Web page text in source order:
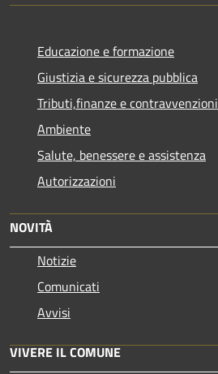
Educazione e formazione
Giustizia e sicurezza pubblica
Tributi,finanze e contravvenzioni
Ambiente
Salute, benessere e assistenza
Autorizzazioni
NOVITÀ
Notizie
Comunicati
Avvisi
VIVERE IL COMUNE